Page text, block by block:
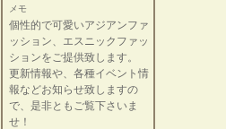
メモ
個性的で可愛いアジアンファ
ッション、エスニックファッ
ションをご提供致します。
更新情報や、各種イベント情
報などお知らせ致しますの
で、是非ともご覧下さいま
せ！